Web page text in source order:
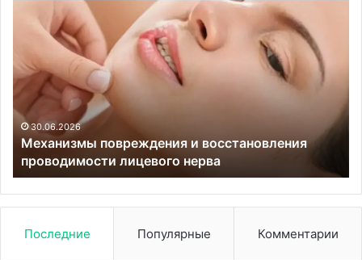
Механизмы
повреждения
восстановления
проводимости
лицевого
нерва
30.06.2026
Механизмы повреждения и восстановления
проводимости лицевого нерва
на
Последние Популярные Комментарии